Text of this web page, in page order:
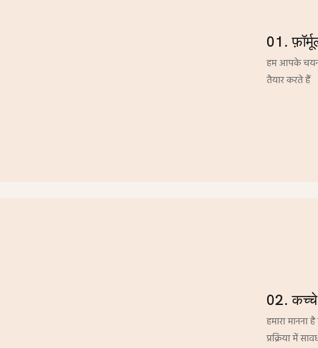
01.
हम आपके चयन
तैयार करते हैं
02. कच्चे
हमारा
प्रक्रिया में